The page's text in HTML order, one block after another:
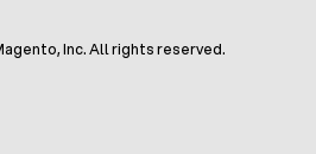
Inc. All rights reserved.